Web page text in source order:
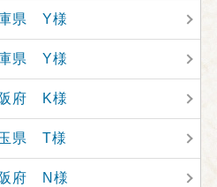
県 Y様
県 Y様
府 K様
県 T様
府 N様